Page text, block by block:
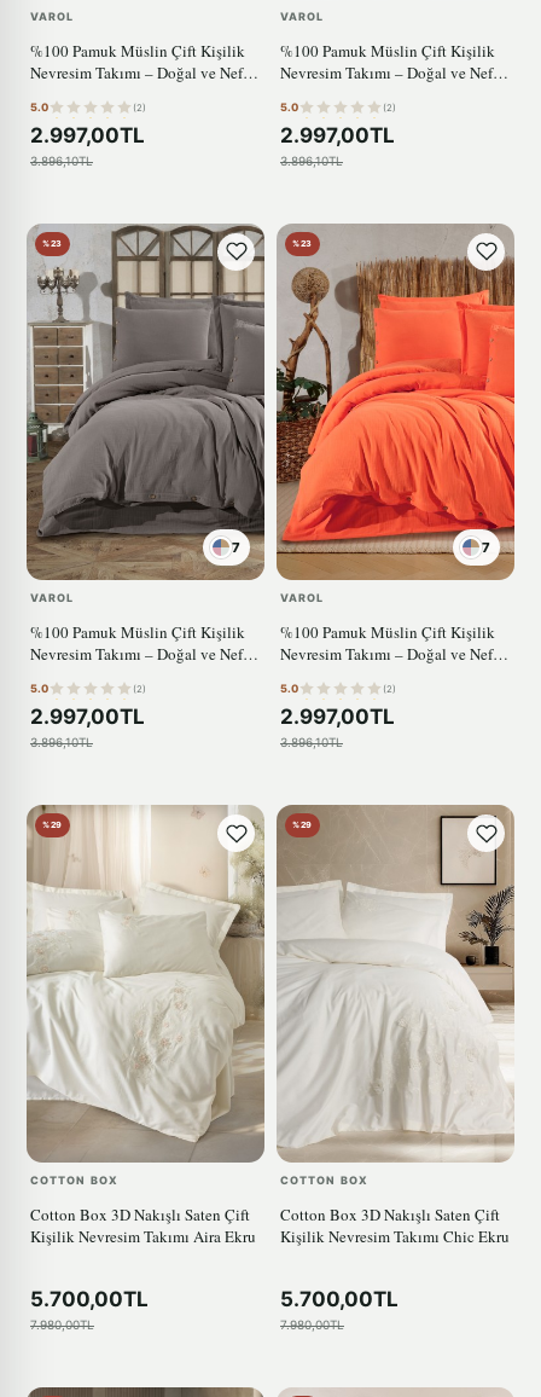
VAROL
%100 Pamuk Müslin Çift Kişilik
Nevresim Takımı – Doğal ve Nefes
5.0 (2)
2.997,00TL
3.896,10TL
VAROL
%100 Pamuk Müslin Çift Kişilik
Nevresim Takımı – Doğal ve Nefes
5.0 (2)
2.997,00TL
3.896,10TL
%23
7
VAROL
%100 Pamuk Müslin Çift Kişilik
Nevresim Takımı – Doğal ve Nefes
5.0 (2)
2.997,00TL
3.896,10TL
%23
7
VAROL
%100 Pamuk Müslin Çift Kişilik
Nevresim Takımı – Doğal ve Nefes
5.0 (2)
2.997,00TL
3.896,10TL
%29
COTTON BOX
Cotton Box 3D Nakışlı Saten Çift
Kişilik Nevresim Takımı Aira Ekru
5.700,00TL
7.980,00TL
%29
COTTON BOX
Cotton Box 3D Nakışlı Saten Çift
Kişilik Nevresim Takımı Chic Ekru
5.700,00TL
7.980,00TL